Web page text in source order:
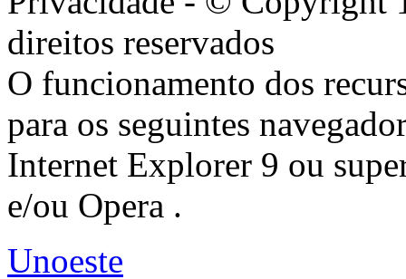
direitos reservados
O funcionamento dos
para os seguintes
Internet Explorer 9 ou
e/ou Opera .
Unoeste